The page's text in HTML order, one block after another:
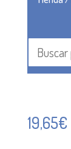
19,65€